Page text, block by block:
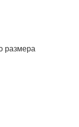
размера